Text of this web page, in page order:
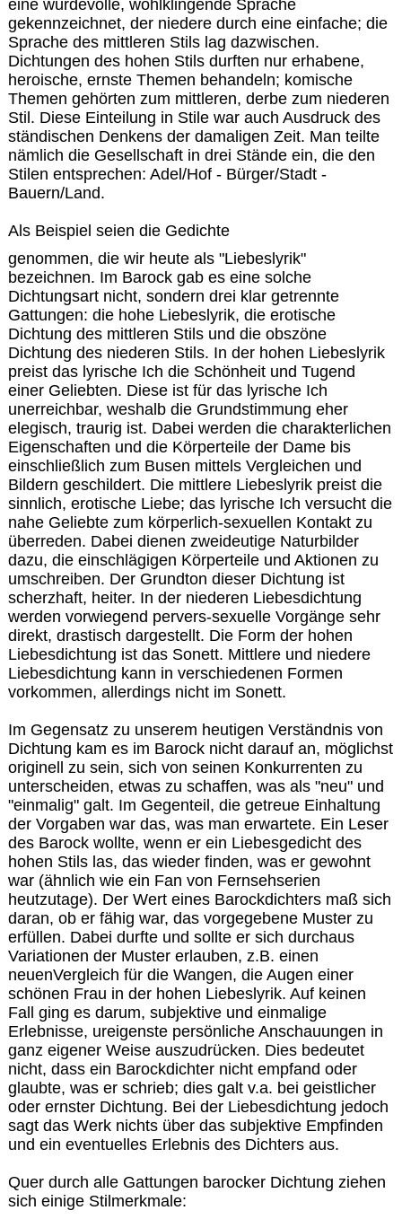
eine würdevolle, wohlklingende Sprache
gekennzeichnet, der niedere durch eine einfache; die
Sprache des mittleren Stils lag dazwischen.
Dichtungen des hohen Stils durften nur erhabene,
heroische, ernste Themen behandeln; komische
Themen gehörten zum mittleren, derbe zum niederen
Stil. Diese Einteilung in Stile war auch Ausdruck des
ständischen Denkens der damaligen Zeit. Man teilte
nämlich die Gesellschaft in drei Stände ein, die den
Stilen entsprechen: Adel/Hof - Bürger/Stadt -
Bauern/Land.
Als Beispiel seien die Gedichte
genommen, die wir heute als "Liebeslyrik"
bezeichnen. Im Barock gab es eine solche
Dichtungsart nicht, sondern drei klar getrennte
Gattungen: die hohe Liebeslyrik, die erotische
Dichtung des mittleren Stils und die obszöne
Dichtung des niederen Stils. In der hohen Liebeslyrik
preist das lyrische Ich die Schönheit und Tugend
einer Geliebten. Diese ist für das lyrische Ich
unerreichbar, weshalb die Grundstimmung eher
elegisch, traurig ist. Dabei werden die charakterlichen
Eigenschaften und die Körperteile der Dame bis
einschließlich zum Busen mittels Vergleichen und
Bildern geschildert. Die mittlere Liebeslyrik preist die
sinnlich, erotische Liebe; das lyrische Ich versucht die
nahe Geliebte zum körperlich-sexuellen Kontakt zu
überreden. Dabei dienen zweideutige Naturbilder
dazu, die einschlägigen Körperteile und Aktionen zu
umschreiben. Der Grundton dieser Dichtung ist
scherzhaft, heiter. In der niederen Liebesdichtung
werden vorwiegend pervers-sexuelle Vorgänge sehr
direkt, drastisch dargestellt. Die Form der hohen
Liebesdichtung ist das Sonett. Mittlere und niedere
Liebesdichtung kann in verschiedenen Formen
vorkommen, allerdings nicht im Sonett.
Im Gegensatz zu unserem heutigen Verständnis von
Dichtung kam es im Barock nicht darauf an, möglichst
originell zu sein, sich von seinen Konkurrenten zu
unterscheiden, etwas zu schaffen, was als "neu" und
"einmalig" galt. Im Gegenteil, die getreue Einhaltung
der Vorgaben war das, was man erwartete. Ein Leser
des Barock wollte, wenn er ein Liebesgedicht des
hohen Stils las, das wieder finden, was er gewohnt
war (ähnlich wie ein Fan von Fernsehserien
heutzutage). Der Wert eines Barockdichters maß sich
daran, ob er fähig war, das vorgegebene Muster zu
erfüllen. Dabei durfte und sollte er sich durchaus
Variationen der Muster erlauben, z.B. einen
neuenVergleich für die Wangen, die Augen einer
schönen Frau in der hohen Liebeslyrik. Auf keinen
Fall ging es darum, subjektive und einmalige
Erlebnisse, ureigenste persönliche Anschauungen in
ganz eigener Weise auszudrücken. Dies bedeutet
nicht, dass ein Barockdichter nicht empfand oder
glaubte, was er schrieb; dies galt v.a. bei geistlicher
oder ernster Dichtung. Bei der Liebesdichtung jedoch
sagt das Werk nichts über das subjektive Empfinden
und ein eventuelles Erlebnis des Dichters aus.
Quer durch alle Gattungen barocker Dichtung ziehen
sich einige Stilmerkmale: